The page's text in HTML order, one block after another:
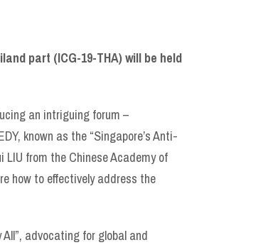
part (ICG-19-THA) will be held
an intriguing forum –
known as the “Singapore’s Anti-
from the Chinese Academy of
how to effectively address the
advocating for global and